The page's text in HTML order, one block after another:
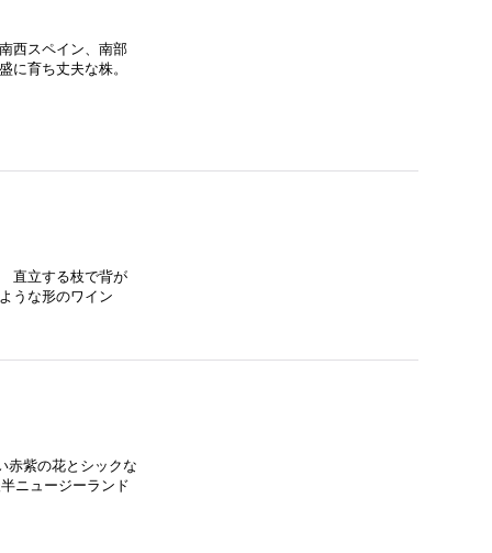
西スペイン、南部
に育ち丈夫な株。
直立する枝で背が
うな形のワイン
赤紫の花とシックな
ニュージーランド